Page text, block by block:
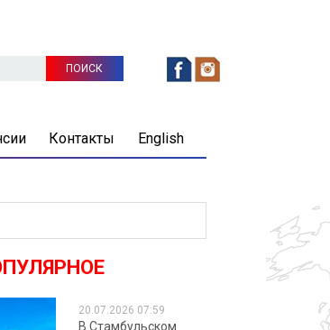
Контакты English
20.07.2026 07:59
В Стамбульском